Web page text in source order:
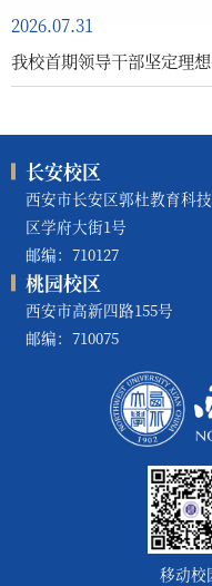
2026.07.31
我校首期领导干部坚定理
长安校区
西安市长安区郭杜教育科
区学府大街1号
邮编：710127
桃园校区
西安市高新四路155号
邮编：710075
移动校